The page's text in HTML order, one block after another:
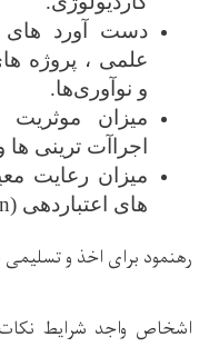
دست آورد های
علمی ، پروژه
و نوآوری‌ها.
میزان
اجراآت ترینی ها
میزان رعایت
‌های اعتباردهی (
رهنمود برای اخذ و
اشخاص واجد شرایط